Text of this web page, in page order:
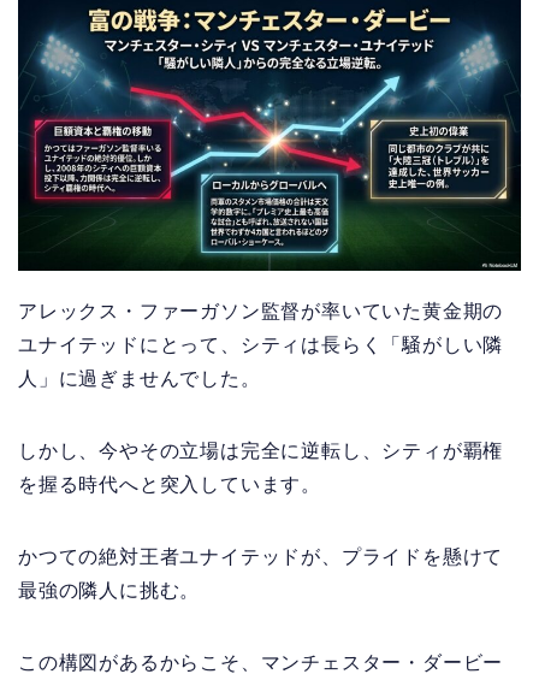
アレックス・ファーガソン監督が率いていた黄金期の
ユナイテッドにとって、シティは長らく「騒がしい隣
人」に過ぎませんでした。
しかし、今やその立場は完全に逆転し、シティが覇権
を握る時代へと突入しています。
かつての絶対王者ユナイテッドが、プライドを懸けて
最強の隣人に挑む。
この構図があるからこそ、マンチェスター・ダービー